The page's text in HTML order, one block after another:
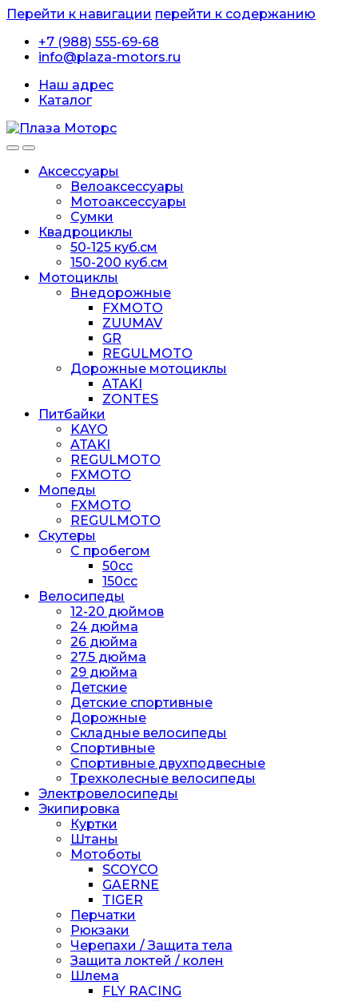
Перейти к навигации перейти к содержанию
+7 (988) 555-69-68
info@plaza-motors.ru
Наш адрес
Каталог
Аксессуары
Велоаксессуары
Мотоаксессуары
Сумки
Квадроциклы
50-125 куб.см
150-200 куб.см
Мотоциклы
Внедорожные
FXMOTO
ZUUMAV
GR
REGULMOTO
Дорожные мотоциклы
ATAKI
ZONTES
Питбайки
KAYO
ATAKI
REGULMOTO
FXMOTO
Мопеды
FXMOTO
REGULMOTO
Скутеры
С пробегом
50cc
150cc
Велосипеды
12-20 дюймов
24 дюйма
26 дюйма
27.5 дюйма
29 дюйма
Детские
Детские спортивные
Дорожные
Складные велосипеды
Спортивные
Спортивные двухподвесные
Трехколесные велосипеды
Электровелосипеды
Экипировка
Куртки
Штаны
Мотоботы
SCOYCO
GAERNE
TIGER
Перчатки
Рюкзаки
Черепахи / Защита тела
Защита локтей / колен
Шлема
FLY RACING